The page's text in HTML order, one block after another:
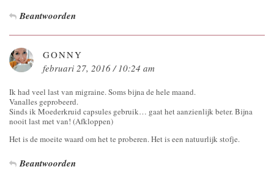
Beantwoorden
GONNY
februari 27, 2016 / 10:24 am
Ik had veel last van migraine. Soms bijna de hele maand.
Vanalles geprobeerd.
Sinds ik Moederkruid capsules gebruik… gaat het aanzienlijk beter. Bijna
nooit last met van! (Afkloppen)
Het is de moeite waard om het te proberen. Het is een natuurlijk stofje.
Beantwoorden